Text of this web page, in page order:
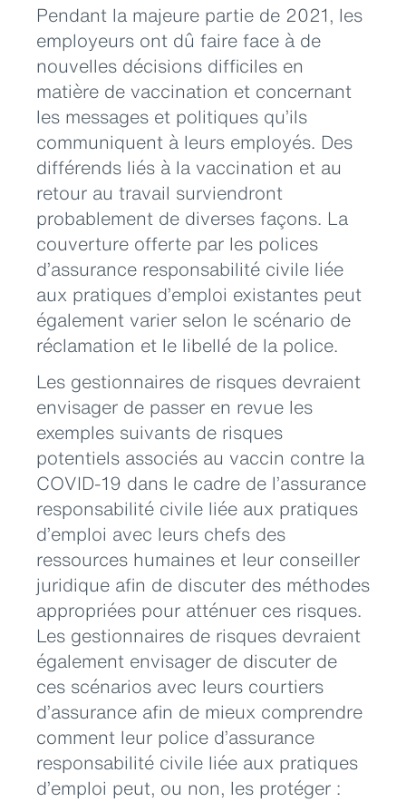
Pendant la majeure partie de 2021, les
employeurs ont dû faire face à de
nouvelles décisions difficiles en
matière de vaccination et concernant
les messages et politiques qu’ils
communiquent à leurs employés. Des
différends liés à la vaccination et au
retour au travail surviendront
probablement de diverses façons. La
couverture offerte par les polices
d’assurance responsabilité civile liée
aux pratiques d’emploi existantes peut
également varier selon le scénario de
réclamation et le libellé de la police.
Les gestionnaires de risques devraient
envisager de passer en revue les
exemples suivants de risques
potentiels associés au vaccin contre la
COVID-19 dans le cadre de l’assurance
responsabilité civile liée aux pratiques
d’emploi avec leurs chefs des
ressources humaines et leur conseiller
juridique afin de discuter des méthodes
appropriées pour atténuer ces risques.
Les gestionnaires de risques devraient
également envisager de discuter de
ces scénarios avec leurs courtiers
d’assurance afin de mieux comprendre
comment leur police d’assurance
responsabilité civile liée aux pratiques
d’emploi peut, ou non, les protéger :